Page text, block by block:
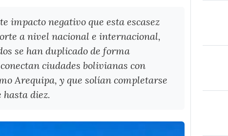
impacto negativo que esta escasez
a nivel nacional e internacional,
se han duplicado de forma
ciudades bolivianas con
Arequipa, y que solían completarse
diez.